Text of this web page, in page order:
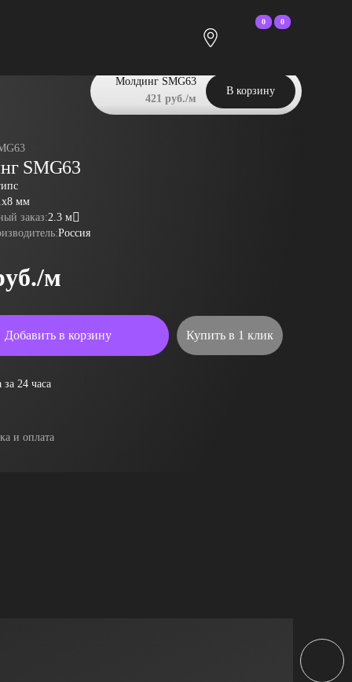
0 0
SMG63
мм
заказ:2.3 м
Россия
м
Добавить в корзину Купить в 1 клик
за 24 часа
Молдинг SMG63
421 руб./м
В корзину
и оплата